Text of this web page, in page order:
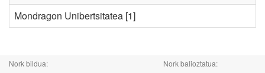
Mondragon Unibertsitatea [1]
Nork bildua: Nork balioztatua: